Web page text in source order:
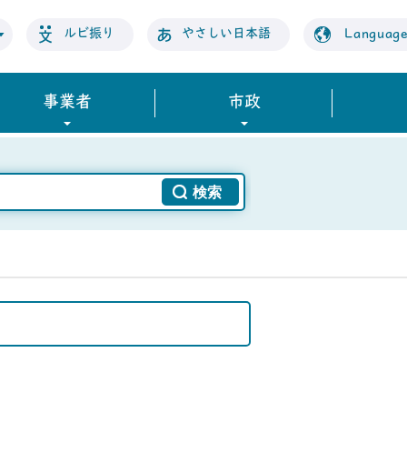
ルビ振り やさしい日本語 Language
事業者 市政